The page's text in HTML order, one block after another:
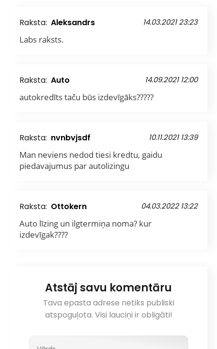
Raksta: Aleksandrs 14.03.2021 23:23
Labs raksts.
Raksta: Auto 14.09.2021 12:00
autokredīts taču būs izdevīgāks?????
Raksta: nvnbvjsdf 10.11.2021 13:39
Man neviens nedod tiesi kredtu, gaidu
piedavajumus par autolizingu
Raksta: Ottokern 04.03.2022 13:22
Auto līzing un ilgtermiņa noma? kur
izdevīgak????
Atstāj savu komentāru
Tava epasta adrese netiks publiski
atspoguļota. Visi lauciņi ir obligāti!